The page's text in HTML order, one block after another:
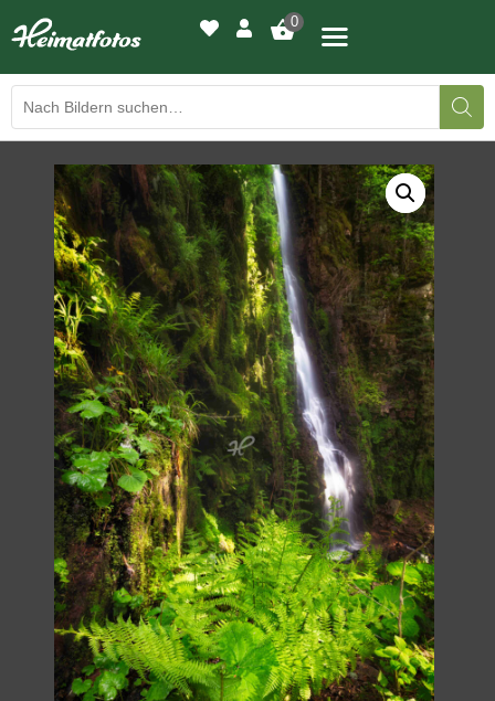
0
BILDERGALERIE
DRUCKQUALITÄTEN
LED-LEUCHTBILDER
WIR DRUCKEN IHR BILD
AUSSTELLUNGEN
HEIMATLICHTER
KONTAKT